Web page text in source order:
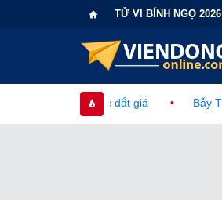
TỬ VI BÍNH NGỌ 2026
Bẫy Tài Chính Đằng Sau